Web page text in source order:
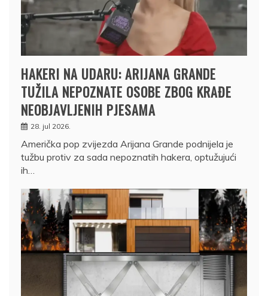
HAKERI NA UDARU: ARIJANA GRANDE
TUŽILA NEPOZNATE OSOBE ZBOG KRAĐE
NEOBJAVLJENIH PJESAMA
28. jul 2026.
Američka pop zvijezda Arijana Grande podnijela je
tužbu protiv za sada nepoznatih hakera, optužujući
ih…